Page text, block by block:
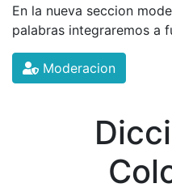
En la nueva seccion
palabras integraremos a
Moderacion